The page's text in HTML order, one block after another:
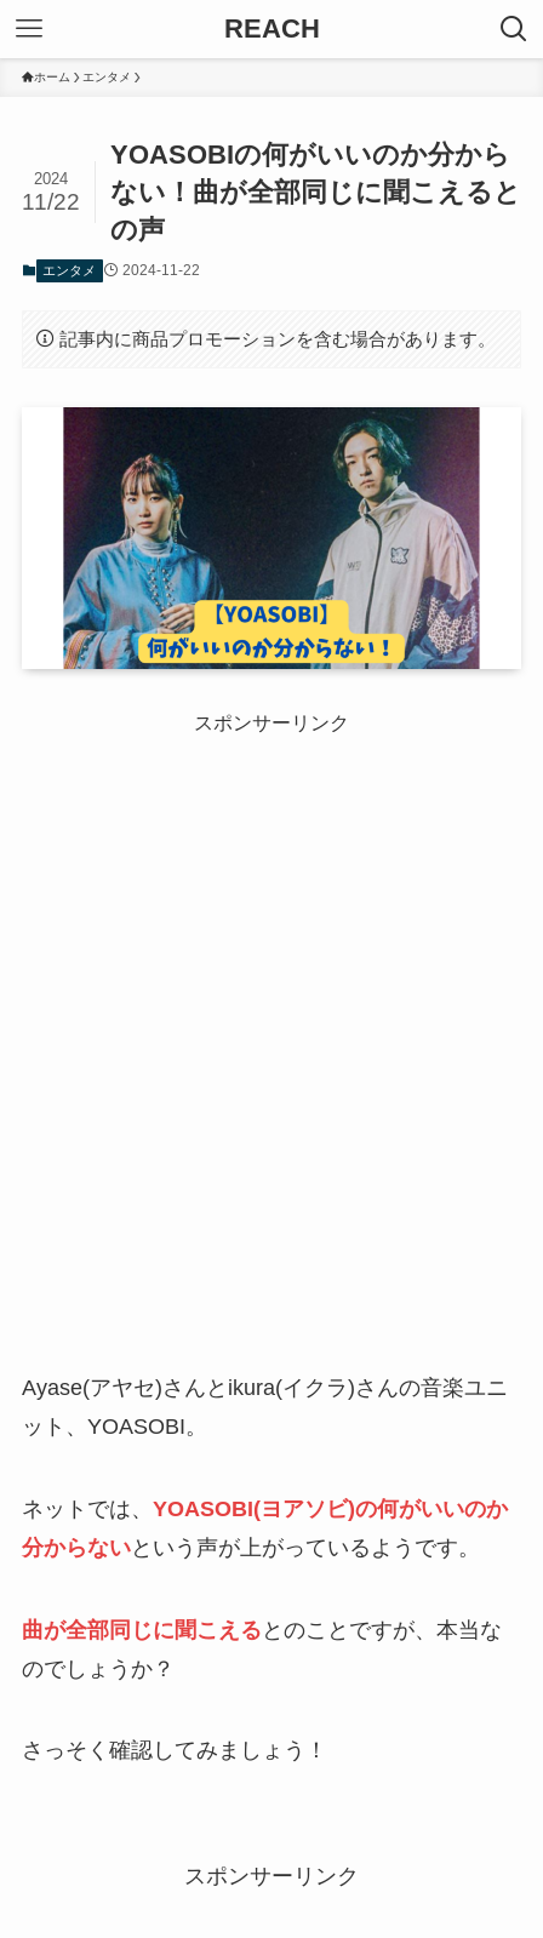
REACH
ホーム エンタメ
YOASOBIの何がいいのか分から
ない！曲が全部同じに聞こえると
の声
2024
11/22
エンタメ 2024-11-22
記事内に商品プロモーションを含む場合があります。
スポンサーリンク
Ayase(アヤセ)さんとikura(イクラ)さんの音楽ユニ
ット、YOASOBI。
ネットでは、 YOASOBI(ヨアソビ)の何がいいのか
分からないという声が上がっているようです。
曲が全部同じに聞こえる とのことですが、本当な
のでしょうか？
さっそく確認してみましょう！
スポンサーリンク